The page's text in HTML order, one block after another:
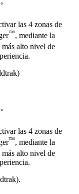
las 4 zonas de
™, mediante la
alto nivel de
las 4 zonas de
™, mediante la
alto nivel de